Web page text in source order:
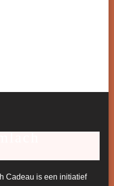
Cadeau is een initiatief